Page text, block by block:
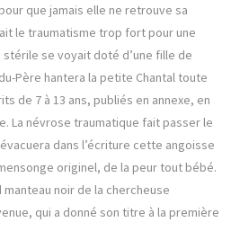
que jamais elle ne retrouve sa
le traumatisme trop fort pour une
se voyait doté d’une fille de
Père hantera la petite Chantal toute
de 7 à 13 ans, publiés en annexe, en
La névrose traumatique fait passer le
dans l’écriture cette angoisse
originel, de la peur tout bébé.
manteau noir de la chercheuse
qui a donné son titre à la première